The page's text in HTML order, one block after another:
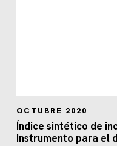
OCTUBRE 2020
Índice sintético de
instrumento para el